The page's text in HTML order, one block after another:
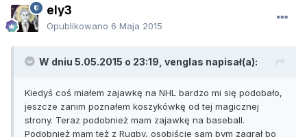
ely3
Opublikowano 6 Maja 2015
W dniu 5.05.2015 o 23:19, venglas napisał(a):
Kiedyś coś miałem zajawkę na NHL bardzo mi się podobało,
jeszcze zanim poznałem koszykówkę od tej magicznej
strony. Teraz podobnież mam zajawkę na baseball.
Podobnież mam też z Rugby, osobiście sam bym zagrał bo